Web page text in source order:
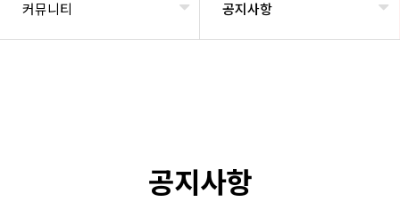
커뮤니티 공지사항
공지사항